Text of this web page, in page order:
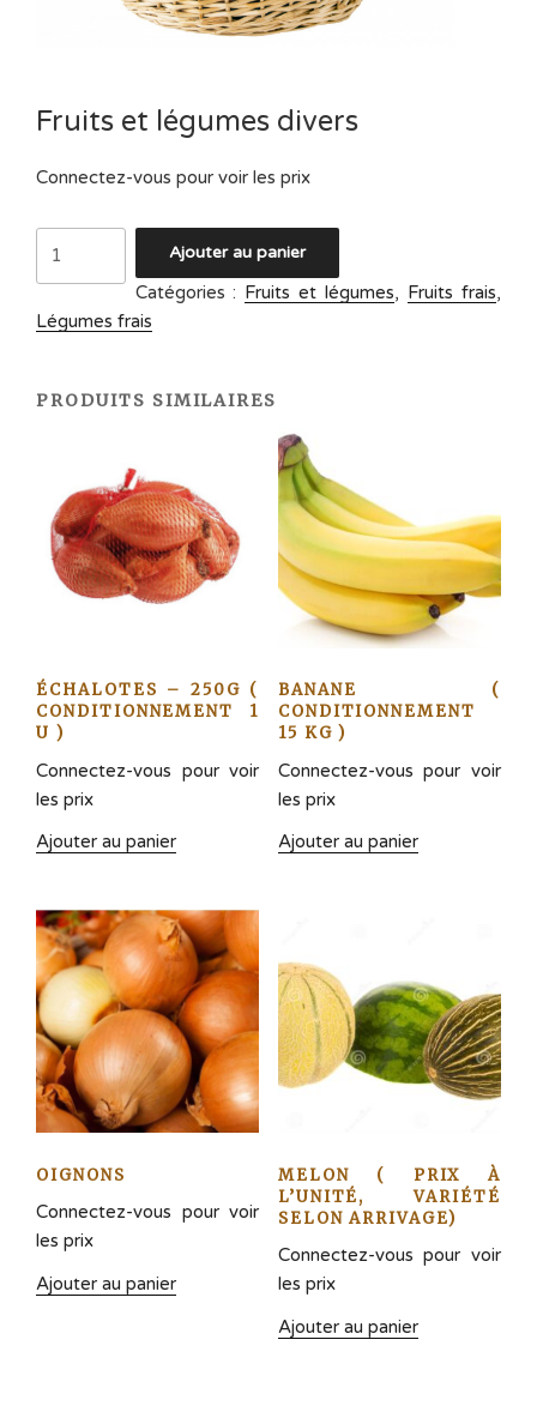
Fruits et légumes divers
Connectez-vous pour voir les prix
et
Ajouter au panier
Catégories : Fruits et légumes, Fruits frais,
Légumes frais
PRODUITS SIMILAIRES
ÉCHALOTES – 250G (
CONDITIONNEMENT 1
U )
Connectez-vous pour voir
les prix
Ajouter au panier
BANANE (
CONDITIONNEMENT
15 KG )
Connectez-vous pour voir
les prix
Ajouter au panier
OIGNONS
Connectez-vous pour voir
les prix
Ajouter au panier
MELON ( PRIX À
L’UNITÉ, VARIÉTÉ
SELON ARRIVAGE)
Connectez-vous pour voir
les prix
Ajouter au panier